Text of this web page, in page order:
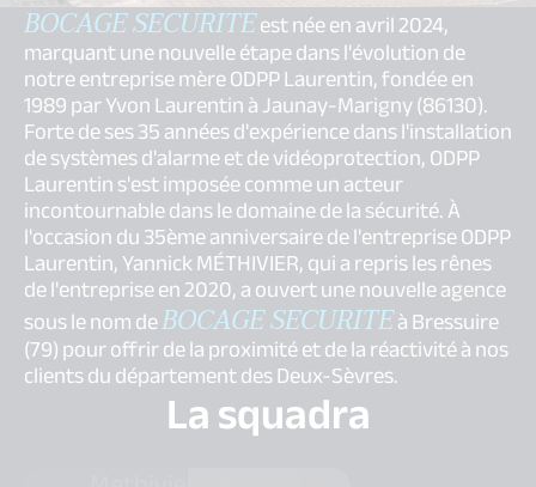
BOCAGE SECURITEest née en avril 2024,
marquant une nouvelle étape dans l'évolution de
notre entreprise mère ODPP Laurentin, fondée en
1989 par Yvon Laurentin à Jaunay-Marigny (86130).
Forte de ses 35 années d'expérience dans l'installation
de systèmes d'alarme et de vidéoprotection, ODPP
Laurentin s'est imposée comme un acteur
incontournable dans le domaine de la sécurité. À
l'occasion du 35ème anniversaire de l'entreprise ODPP
Laurentin, Yannick MÉTHIVIER, qui a repris les rênes
de l'entreprise en 2020, a ouvert une nouvelle agence
sous le nom deBOCAGE SECURITEà Bressuire
(79) pour offrir de la proximité et de la réactivité à nos
clients du département des Deux-Sèvres.
La squadra